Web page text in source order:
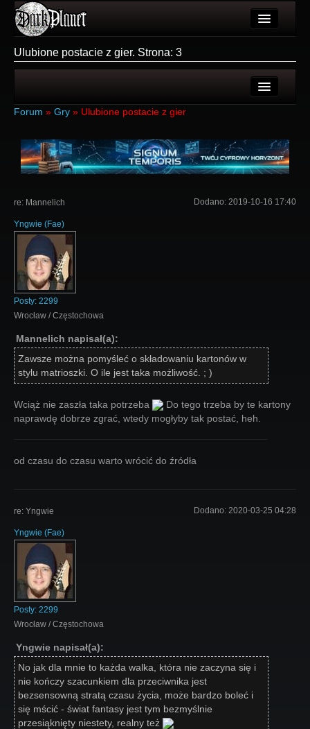
Użytkownicy
Forum
Login
Ulubione postacie z gier. Strona: 3
Ostatnie tematy
Nowe tematy
Login
Forum » Gry » Ulubione postacie z gier
re: Mannelich Dodano: 2019-10-16 17:40
Yngwie (Fae)
Posty: 2299
Wrocław / Częstochowa
Mannelich napisał(a):
Zawsze można pomyśleć o składowaniu kartonów w
stylu matrioszki. O ile jest taka możliwość. ; )
Wciąż nie zaszła taka potrzeba
Do tego trzeba by te kartony
naprawdę dobrze zgrać, wtedy mogłyby tak postać, heh.
od czasu do czasu warto wrócić do źródła
re: Yngwie Dodano: 2020-03-25 04:28
Yngwie (Fae)
Posty: 2299
Wrocław / Częstochowa
Yngwie napisał(a):
No jak dla mnie to każda walka, która nie zaczyna się i
nie kończy szacunkiem dla przeciwnika jest
bezsensowną stratą czasu życia, może bardzo boleć i
się mścić - świat fantasy jest tym bezmyślnie
przesiąknięty niestety, realny też